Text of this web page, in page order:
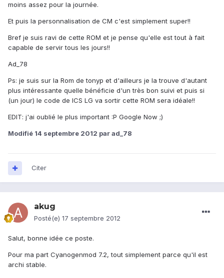
moins assez pour la journée.
Et puis la personnalisation de CM c'est simplement super!!
Bref je suis ravi de cette ROM et je pense qu'elle est tout à fait
capable de servir tous les jours!!
Ad_78
Ps: je suis sur la Rom de tonyp et d'ailleurs je la trouve d'autant
plus intéressante quelle bénéficie d'un très bon suivi et puis si
(un jour) le code de ICS LG va sortir cette ROM sera idéale!!
EDIT: j'ai oublié le plus important :P Google Now ;)
Modifié 14 septembre 2012 par ad_78
Citer
akug
Posté(e) 17 septembre 2012
Salut, bonne idée ce poste.
Pour ma part Cyanogenmod 7.2, tout simplement parce qu'il est
archi stable.